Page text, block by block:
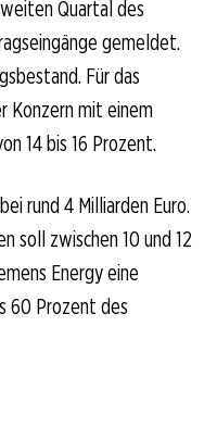
Quartal des
gemeldet.
Für das
Konzern mit einem
14 bis 16 Prozent.
rund 4 Milliarden Euro.
soll zwischen 10 und 12
Energy eine
60 Prozent des